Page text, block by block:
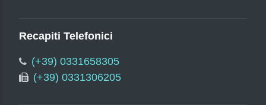
Recapiti Telefonici
(+39) 0331658305
(+39) 0331306205